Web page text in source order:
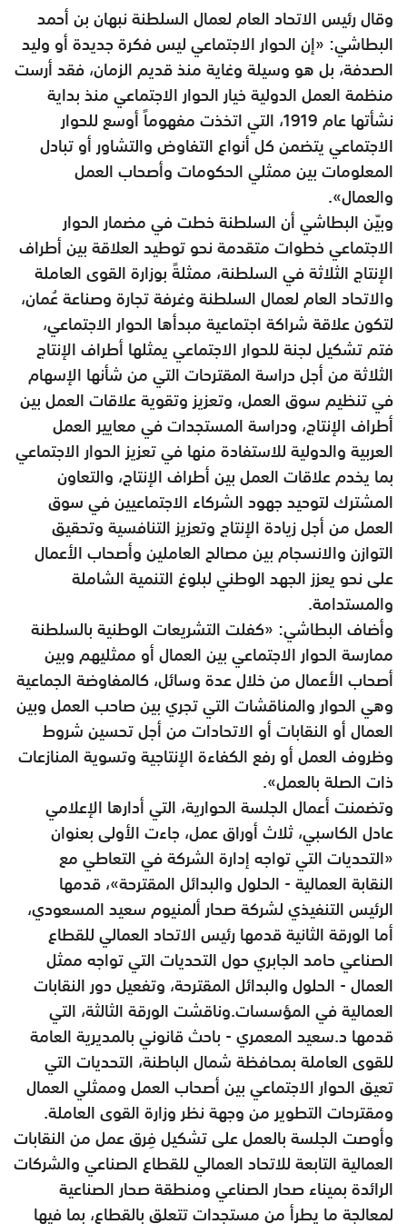
وقال رئيس الاتحاد العام لعمال السلطنة نبهان بن أحمد
البطاشي: «إن الحوار الاجتماعي ليس فكرة جديدة أو وليد
الصدفة، بل هو وسيلة وغاية منذ قديم الزمان، فقد أرست
منظمة العمل الدولية خيار الحوار الاجتماعي منذ بداية
نشأتها عام 1919، التي اتخذت مفهوماً أوسع للحوار
الاجتماعي يتضمن كل أنواع التفاوض والتشاور أو تبادل
المعلومات بين ممثلي الحكومات وأصحاب العمل
والعمال».
وبيّن البطاشي أن السلطنة خطت في مضمار الحوار
الاجتماعي خطوات متقدمة نحو توطيد العلاقة بين أطراف
الإنتاج الثلاثة في السلطنة، ممثلةً بوزارة القوى العاملة
والاتحاد العام لعمال السلطنة وغرفة تجارة وصناعة عُمان،
لتكون علاقة شراكة اجتماعية مبدأها الحوار الاجتماعي،
فتم تشكيل لجنة للحوار الاجتماعي يمثلها أطراف الإنتاج
الثلاثة من أجل دراسة المقترحات التي من شأنها الإسهام
في تنظيم سوق العمل، وتعزيز وتقوية علاقات العمل بين
أطراف الإنتاج، ودراسة المستجدات في معايير العمل
العربية والدولية للاستفادة منها في تعزيز الحوار الاجتماعي
بما يخدم علاقات العمل بين أطراف الإنتاج، والتعاون
المشترك لتوحيد جهود الشركاء الاجتماعيين في سوق
العمل من أجل زيادة الإنتاج وتعزيز التنافسية وتحقيق
التوازن والانسجام بين مصالح العاملين وأصحاب الأعمال
على نحو يعزز الجهد الوطني لبلوغ التنمية الشاملة
والمستدامة.
وأضاف البطاشي: «كفلت التشريعات الوطنية بالسلطنة
ممارسة الحوار الاجتماعي بين العمال أو ممثليهم وبين
أصحاب الأعمال من خلال عدة وسائل، كالمفاوضة الجماعية
وهي الحوار والمناقشات التي تجري بين صاحب العمل وبين
العمال أو النقابات أو الاتحادات من أجل تحسين شروط
وظروف العمل أو رفع الكفاءة الإنتاجية وتسوية المنازعات
ذات الصلة بالعمل».
وتضمنت أعمال الجلسة الحوارية، التي أدارها الإعلامي
عادل الكاسبي، ثلاث أوراق عمل، جاءت الأولى بعنوان
«التحديات التي تواجه إدارة الشركة في التعاطي مع
النقابة العمالية - الحلول والبدائل المقترحة»، قدمها
الرئيس التنفيذي لشركة صحار ألمنيوم سعيد المسعودي،
أما الورقة الثانية قدمها رئيس الاتحاد العمالي للقطاع
الصناعي حامد الجابري حول التحديات التي تواجه ممثل
العمال - الحلول والبدائل المقترحة، وتفعيل دور النقابات
العمالية في المؤسسات.وناقشت الورقة الثالثة، التي
قدمها د.سعيد المعمري - باحث قانوني بالمديرية العامة
للقوى العاملة بمحافظة شمال الباطنة، التحديات التي
تعيق الحوار الاجتماعي بين أصحاب العمل وممثلي العمال
ومقترحات التطوير من وجهة نظر وزارة القوى العاملة.
وأوصت الجلسة بالعمل على تشكيل فِرق عمل من النقابات
العمالية التابعة للاتحاد العمالي للقطاع الصناعي والشركات
الرائدة بميناء صحار الصناعي ومنطقة صحار الصناعية
لمعالجة ما يطرأ من مستجدات تتعلق بالقطاع، بما فيها